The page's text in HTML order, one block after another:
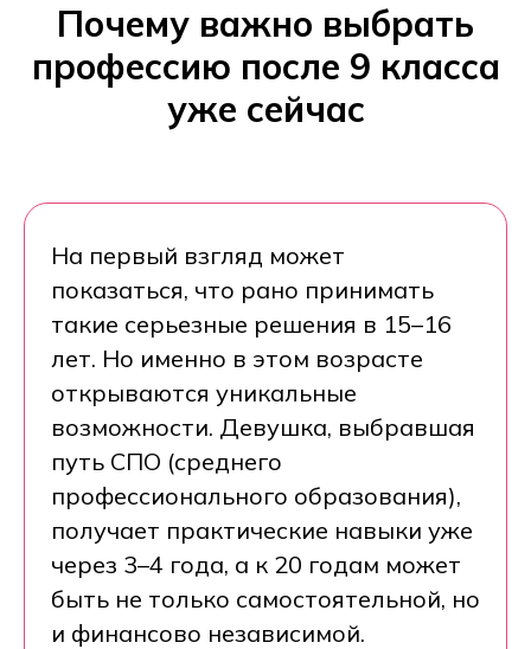
Почему важно выбрать
профессию после 9 класса
уже сейчас
На первый взгляд может
показаться, что рано принимать
такие серьезные решения в 15–16
лет. Но именно в этом возрасте
открываются уникальные
возможности. Девушка, выбравшая
путь СПО (среднего
профессионального образования),
получает практические навыки уже
через 3–4 года, а к 20 годам может
быть не только самостоятельной, но
и финансово независимой.